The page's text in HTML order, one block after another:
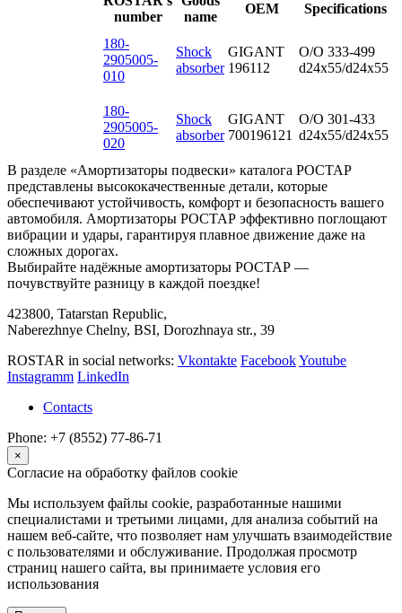
number
name
OEM Specifications
180-
2905005-
010
Shock
absorber
GIGANT
196112
O/O 333-499
d24x55/d24x55
180-
2905005-
020
Shock
absorber
GIGANT
700196121
O/O 301-433
d24x55/d24x55
В разделе «Амортизаторы подвески» каталога РОСТАР
представлены высококачественные детали, которые
обеспечивают устойчивость, комфорт и безопасность вашего
автомобиля. Амортизаторы РОСТАР эффективно поглощают
вибрации и удары, гарантируя плавное движение даже на
сложных дорогах.
Выбирайте надёжные амортизаторы РОСТАР —
почувствуйте разницу в каждой поездке!
423800, Tatarstan Republic,
Naberezhnye Chelny, BSI, Dorozhnaya str., 39
ROSTAR in social networks: Vkontakte FacebookYoutube
Instagramm LinkedIn
Contacts
Phone: +7 (8552) 77-86-71
×
Согласие на обработку файлов cookie
Мы используем файлы cookie, разработанные нашими
специалистами и третьими лицами, для анализа событий на
нашем веб-сайте, что позволяет нам улучшать взаимодействие
с пользователями и обслуживание. Продолжая просмотр
страниц нашего сайта, вы принимаете условия его
использования